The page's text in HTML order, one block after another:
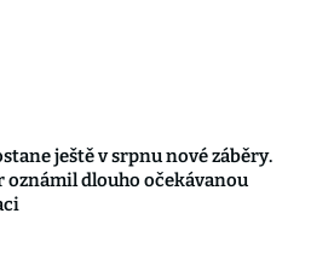
ještě v srpnu nové záběry.
oznámil dlouho očekávanou